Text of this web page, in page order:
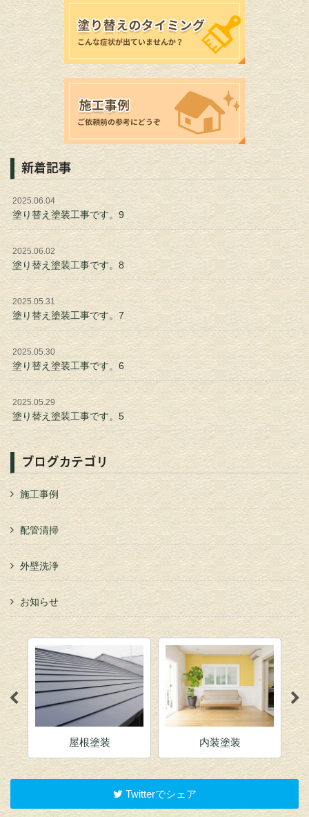
新着記事
2025.06.04
塗り替え塗装工事です。9
2025.06.02
塗り替え塗装工事です。8
2025.05.31
塗り替え塗装工事です。7
2025.05.30
塗り替え塗装工事です。6
2025.05.29
塗り替え塗装工事です。5
ブログカテゴリ
施工事例
配管清掃
外壁洗浄
お知らせ
屋根塗装 内装塗装
Twitterでシェア